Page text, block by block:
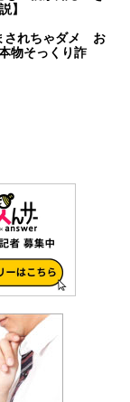
】
されちゃダメ お
物そっくり詐